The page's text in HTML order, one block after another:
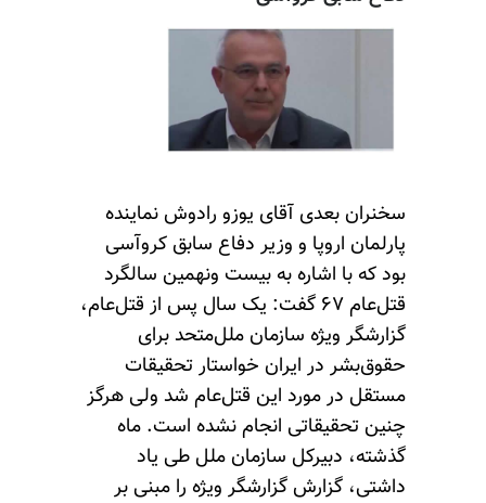
سخنران بعدی آقای یوزو رادوش نماینده
پارلمان اروپا و وزیر دفاع سابق کروآسی
بود که با اشاره به بیست ونهمین سالگرد
قتل‌عام ۶۷ گفت: یک سال پس از قتل‌عام،
گزارشگر ویژه سازمان ملل‌متحد برای
حقوق‌بشر در ایران خواستار تحقیقات
مستقل در مورد این قتل‌عام شد ولی هرگز
چنین تحقیقاتی انجام نشده است. ماه
گذشته، دبیرکل سازمان ملل طی یاد
داشتی، گزارش گزارشگر ویژه را مبنی بر